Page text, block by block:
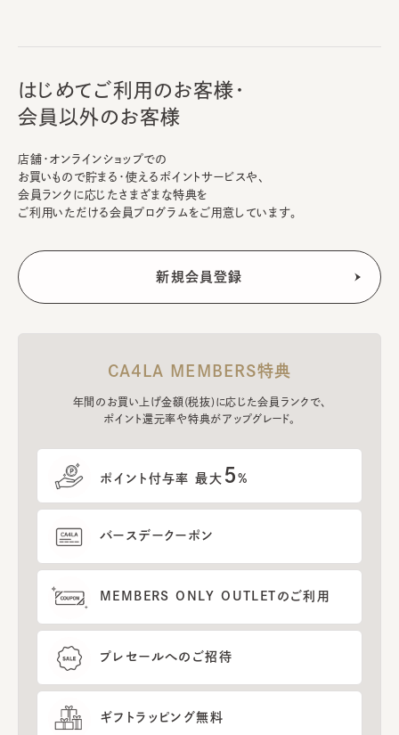
はじめてご利用のお客様・
会員以外のお客様
店舗・オンラインショップでの
お買いもので貯まる・使えるポイントサービスや、
会員ランクに応じたさまざまな特典を
ご利用いただける会員プログラムをご用意しています。
CA4LA MEMBERS特典
年間のお買い上げ金額(税抜)に応じた会員ランクで、
ポイント還元率や特典がアップグレード。
ポイント付与率 最大 5%
バースデークーポン
MEMBERS ONLY OUTLETのご利用
プレセールへのご招待
ギフトラッピング無料